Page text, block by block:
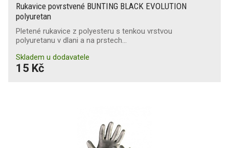
Rukavice povrstvené BUNTING BLACK EVOLUTION
polyuretan
Pletené rukavice z polyesteru s tenkou vrstvou
polyuretanu v dlani a na prstech…
Skladem u dodavatele
15 Kč